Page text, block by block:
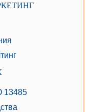
13485